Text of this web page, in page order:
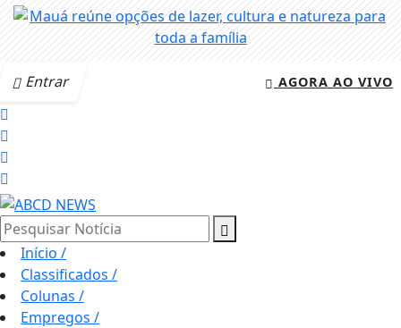
Entrar AGORA AO VIVO
Pesquisar Notícia
Início /
Classificados /
Colunas /
Empregos /